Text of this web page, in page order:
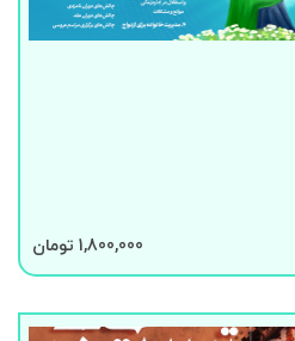
1,800,000 تومان